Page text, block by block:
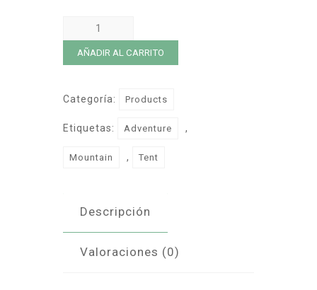
cantidad
AÑADIR AL CARRITO
Categoría: Products
Etiquetas: Adventure ,
Mountain , Tent
Descripción
Valoraciones (0)